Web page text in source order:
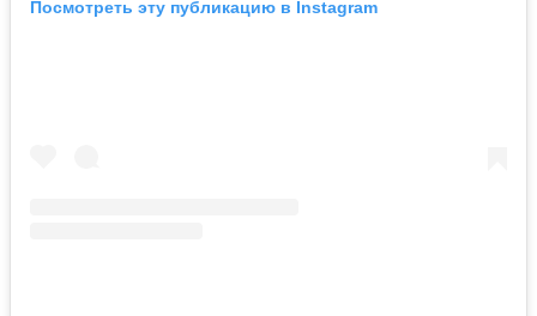
Посмотреть эту публикацию в Instagram